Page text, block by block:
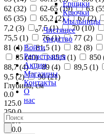
Ершики
Крючки
Мыльницы
Чистящее
средство
Войти
Регистрация
Акции
Магазины
Контакты
О
нас
62 (32) 62-65 (19) 63 (
65 (35) 65,2 (2) 67 (2)
7,2 (3) 7,5 (1) 70 (10)
75,5 (1) 76 (1) 77 (2)
81 (4) 81,5 (1) 82 (8)
85 (40) 85,5 (1) 850
88,7 (4) 89 (4) 89,5 (1)
9,5 (2) 90 (21)
Глубина, см
0.0
125.0
250.0
375.0
500.0